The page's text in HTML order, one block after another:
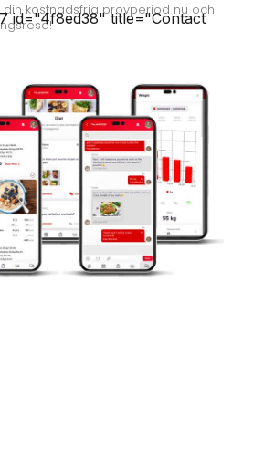
kostnadsfria provperiod nu och
id="4f8ed38" title="Contact